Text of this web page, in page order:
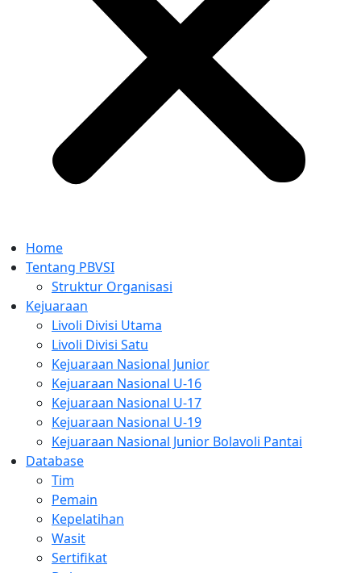
Home
Tentang PBVSI
Struktur Organisasi
Kejuaraan
Livoli Divisi Utama
Livoli Divisi Satu
Kejuaraan Nasional Junior
Kejuaraan Nasional U-16
Kejuaraan Nasional U-17
Kejuaraan Nasional U-19
Kejuaraan Nasional Junior Bolavoli Pantai
Database
Tim
Pemain
Kepelatihan
Wasit
Sertifikat